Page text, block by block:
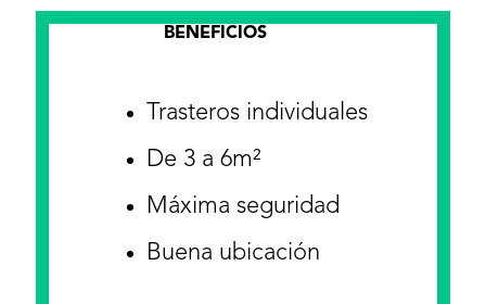
BENEFICIOS
Trasteros individuales
De 3 a 6m²
Máxima seguridad
Buena ubicación